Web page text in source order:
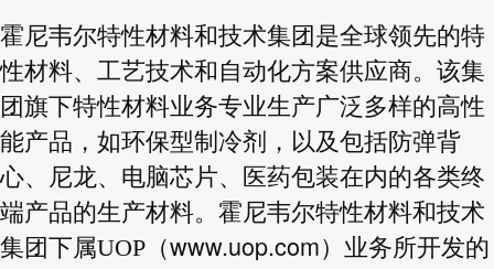
霍尼韦尔特性材料和技术集团是全球领先的特
性材料、工艺技术和自动化方案供应商。该集
团旗下特性材料业务专业生产广泛多样的高性
能产品，如环保型制冷剂，以及包括防弹背
心、尼龙、电脑芯片、医药包装在内的各类终
端产品的生产材料。霍尼韦尔特性材料和技术
集团下属UOP（www.uop.com）业务所开发的